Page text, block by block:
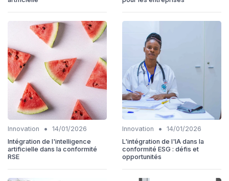
Innovation •
14/01/2026
Intégration de l'intelligence
artificielle dans la conformité
RSE
Innovation •
14/01/2026
L'intégration de l'IA dans la
conformité ESG : défis et
opportunités